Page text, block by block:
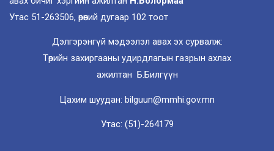
Утас 51-263506, өрөөний дугаар 102 тоот
Дэлгэрэнгүй мэдээлэл авах эх сурвалж:
Төрийн захиргааны удирдлагын газрын ахлах
ажилтан Б.Билгүүн
Цахим шуудан: bilguun@mmhi.gov.mn
Утас: (51)-264179